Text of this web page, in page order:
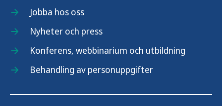
Örtprodukter för rökning
Lagstiftning om tobak och nikotinprodukter
Jobba hos oss
Nyheter och press
Konferens, webbinarium och utbildning
Behandling av personuppgifter